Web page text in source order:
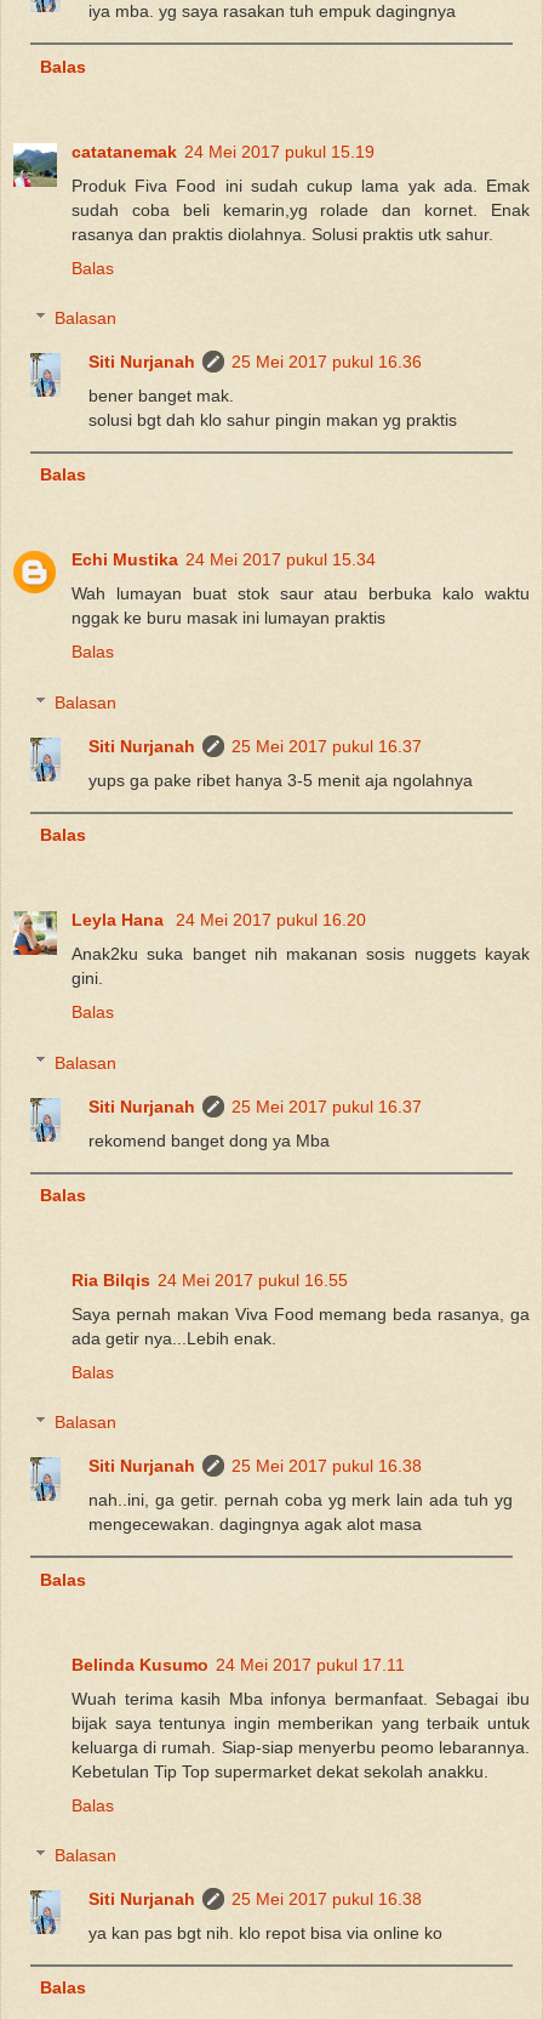
iya mba. yg saya rasakan tuh empuk dagingnya
Balas
catatanemak 24 Mei 2017 pukul 15.19
Produk Fiva Food ini sudah cukup lama yak ada. Emak
sudah coba beli kemarin,yg rolade dan kornet. Enak
rasanya dan praktis diolahnya. Solusi praktis utk sahur.
Balas
Balasan
Siti Nurjanah
25 Mei 2017 pukul 16.36
bener banget mak.
solusi bgt dah klo sahur pingin makan yg praktis
Balas
Echi Mustika 24 Mei 2017 pukul 15.34
Wah lumayan buat stok saur atau berbuka kalo waktu
nggak ke buru masak ini lumayan praktis
Balas
Balasan
Siti Nurjanah
25 Mei 2017 pukul 16.37
yups ga pake ribet hanya 3-5 menit aja ngolahnya
Balas
Leyla Hana
24 Mei 2017 pukul 16.20
Anak2ku suka banget nih makanan sosis nuggets kayak
gini.
Balas
Balasan
Siti Nurjanah
25 Mei 2017 pukul 16.37
rekomend banget dong ya Mba
Balas
Ria Bilqis 24 Mei 2017 pukul 16.55
Saya pernah makan Viva Food memang beda rasanya, ga
ada getir nya...Lebih enak.
Balas
Balasan
Siti Nurjanah
25 Mei 2017 pukul 16.38
nah..ini, ga getir. pernah coba yg merk lain ada tuh yg
mengecewakan. dagingnya agak alot masa
Balas
Belinda Kusumo 24 Mei 2017 pukul 17.11
Wuah terima kasih Mba infonya bermanfaat. Sebagai ibu
bijak saya tentunya ingin memberikan yang terbaik untuk
keluarga di rumah. Siap-siap menyerbu peomo lebarannya.
Kebetulan Tip Top supermarket dekat sekolah anakku.
Balas
Balasan
Siti Nurjanah
25 Mei 2017 pukul 16.38
ya kan pas bgt nih. klo repot bisa via online ko
Balas